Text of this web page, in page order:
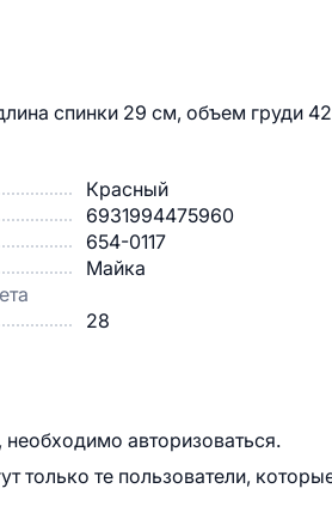
спинки 29 см, объем груди
Красный
6931994475960
654-0117
Майка
28
необходимо авторизоваться.
только те пользователи,